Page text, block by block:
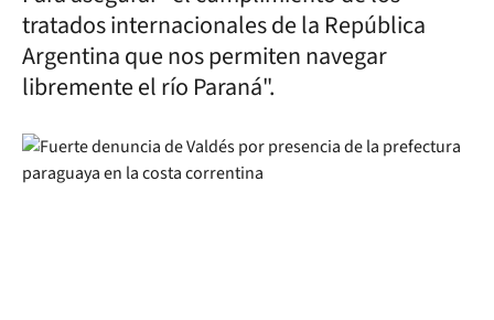
tratados internacionales de la República
Argentina que nos permiten navegar
libremente el río Paraná".